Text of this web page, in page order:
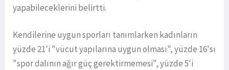
yapabileceklerini belirtti.
Kendilerine uygun sporları tanımlarken kadınların
yüzde 21'i "vücut yapılarına uygun olması", yüzde 16'sı
"spor dalının ağır güç gerektirmemesi", yüzde 5'i